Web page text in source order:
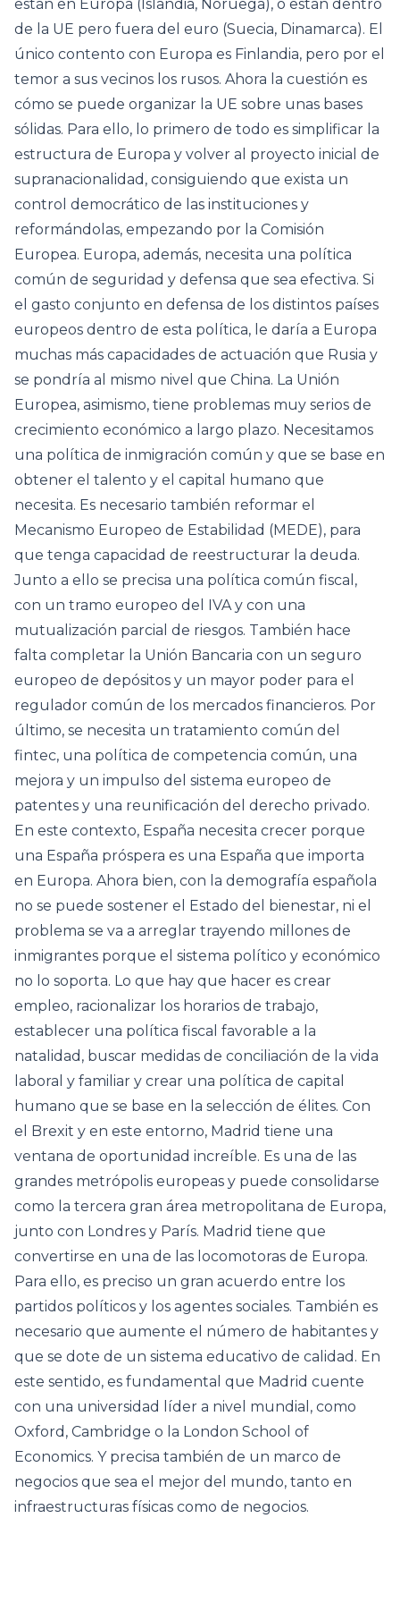
están en Europa (Islandia, Noruega), o están dentro
de la UE pero fuera del euro (Suecia, Dinamarca). El
único contento con Europa es Finlandia, pero por el
temor a sus vecinos los rusos. Ahora la cuestión es
cómo se puede organizar la UE sobre unas bases
sólidas. Para ello, lo primero de todo es simplificar la
estructura de Europa y volver al proyecto inicial de
supranacionalidad, consiguiendo que exista un
control democrático de las instituciones y
reformándolas, empezando por la Comisión
Europea. Europa, además, necesita una política
común de seguridad y defensa que sea efectiva. Si
el gasto conjunto en defensa de los distintos países
europeos dentro de esta política, le daría a Europa
muchas más capacidades de actuación que Rusia y
se pondría al mismo nivel que China. La Unión
Europea, asimismo, tiene problemas muy serios de
crecimiento económico a largo plazo. Necesitamos
una política de inmigración común y que se base en
obtener el talento y el capital humano que
necesita. Es necesario también reformar el
Mecanismo Europeo de Estabilidad (MEDE), para
que tenga capacidad de reestructurar la deuda.
Junto a ello se precisa una política común fiscal,
con un tramo europeo del IVA y con una
mutualización parcial de riesgos. También hace
falta completar la Unión Bancaria con un seguro
europeo de depósitos y un mayor poder para el
regulador común de los mercados financieros. Por
último, se necesita un tratamiento común del
fintec, una política de competencia común, una
mejora y un impulso del sistema europeo de
patentes y una reunificación del derecho privado.
En este contexto, España necesita crecer porque
una España próspera es una España que importa
en Europa. Ahora bien, con la demografía española
no se puede sostener el Estado del bienestar, ni el
problema se va a arreglar trayendo millones de
inmigrantes porque el sistema político y económico
no lo soporta. Lo que hay que hacer es crear
empleo, racionalizar los horarios de trabajo,
establecer una política fiscal favorable a la
natalidad, buscar medidas de conciliación de la vida
laboral y familiar y crear una política de capital
humano que se base en la selección de élites. Con
el Brexit y en este entorno, Madrid tiene una
ventana de oportunidad increíble. Es una de las
grandes metrópolis europeas y puede consolidarse
como la tercera gran área metropolitana de Europa,
junto con Londres y París. Madrid tiene que
convertirse en una de las locomotoras de Europa.
Para ello, es preciso un gran acuerdo entre los
partidos políticos y los agentes sociales. También es
necesario que aumente el número de habitantes y
que se dote de un sistema educativo de calidad. En
este sentido, es fundamental que Madrid cuente
con una universidad líder a nivel mundial, como
Oxford, Cambridge o la London School of
Economics. Y precisa también de un marco de
negocios que sea el mejor del mundo, tanto en
infraestructuras físicas como de negocios.